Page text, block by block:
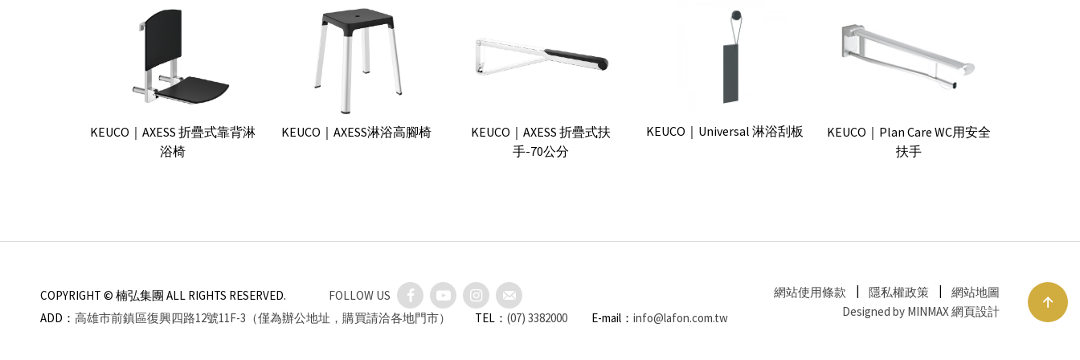
KEUCO｜AXESS 折疊式靠背淋
浴椅
KEUCO｜AXESS淋浴高腳椅
KEUCO｜AXESS 折疊式扶
手-70公分
KEUCO｜Universal 淋浴刮板
KEUCO｜Plan Care WC用安全
扶手
COPYRIGHT © 楠弘集團 ALL RIGHTS RESERVED.
FOLLOW US
ADD： 高雄市前鎮區復興四路12號11F-3（僅為辦公地址，購買請洽各地門市） TEL： (07) 3382000 E-mail： info@lafon.com.tw
網站使用條款 隱私權政策
網站地圖
Designed by MINMAX 網頁設計